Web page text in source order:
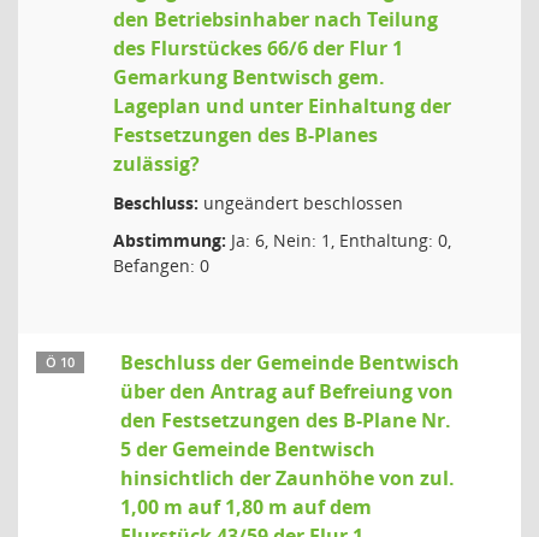
den Betriebsinhaber nach Teilung
des Flurstückes 66/6 der Flur 1
Gemarkung Bentwisch gem.
Lageplan und unter Einhaltung der
Festsetzungen des B-Planes
zulässig?
Beschluss: ungeändert beschlossen
Abstimmung: Ja: 6, Nein: 1, Enthaltung: 0,
Befangen: 0
Ö 10
Beschluss der Gemeinde Bentwisch
über den Antrag auf Befreiung von
den Festsetzungen des B-Plane Nr.
5 der Gemeinde Bentwisch
hinsichtlich der Zaunhöhe von zul.
1,00 m auf 1,80 m auf dem